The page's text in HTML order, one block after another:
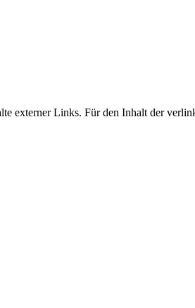
externer Links. Für den Inhalt der